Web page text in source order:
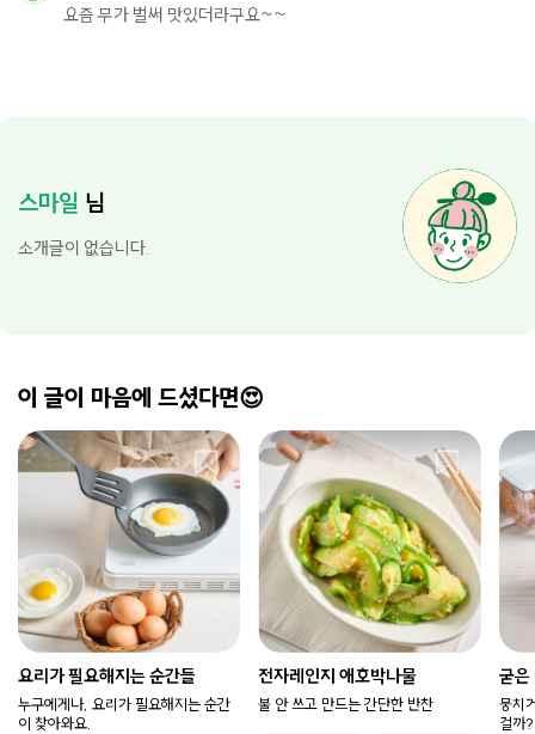
요즘 무가 벌써 맛있더라구요~~
스마일 님
소개글이 없습니다.
이 글이 마음에 드셨다면😍
요리가 필요해지는 순간들
누구에게나, 요리가 필요해지는 순간
이 찾아와요.
전자레인지 애호박나물
불 안 쓰고 만드는 간단한 반찬
굳은
뭉치
걸까?